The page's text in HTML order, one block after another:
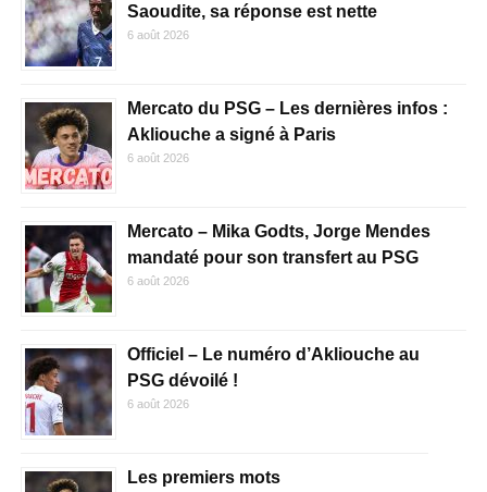
Saoudite, sa réponse est nette
6 août 2026
Mercato du PSG – Les dernières infos :
Akliouche a signé à Paris
6 août 2026
Mercato – Mika Godts, Jorge Mendes
mandaté pour son transfert au PSG
6 août 2026
Officiel – Le numéro d’Akliouche au
PSG dévoilé !
6 août 2026
Les premiers mots